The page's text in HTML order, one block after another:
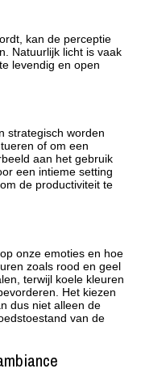
kan de perceptie
Natuurlijk licht is vaak
levendig en open
strategisch worden
of om een
aan het gebruik
een intieme setting
de productiviteit te
onze emoties en hoe
zoals rood en geel
terwijl koele kleuren
Het kiezen
dus niet alleen de
van de